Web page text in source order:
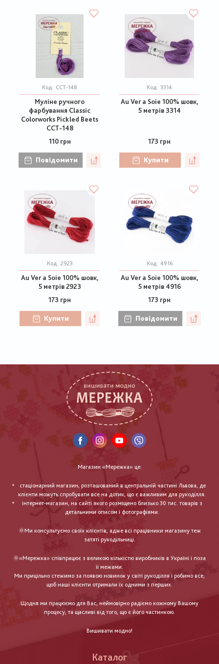
Код: CCT-148
Муліне ручного
фарбування Classic
Colorworks Pickled Beets
CCT-148
110 грн
Повідомити
Код: 3314
Au Ver a Soie 100% шовк,
5 метрів 3314
173 грн
Купити
Код: 2923
Au Ver a Soie 100% шовк,
5 метрів 2923
173 грн
Купити
Код: 4916
Au Ver a Soie 100% шовк,
5 метрів 4916
173 грн
Повідомити
Магазин «Мережка» це:
стаціонарний магазин, розташований в центральній частині Львова, де
клієнти можуть спробувати все на дотик, що є важливим для рукоділля.
інтернет-магазин, на сайті якого розміщено близько 30 тис. товарів з
детальними описом і фотографіями.
🌞Ми консультуємо своїх клієнтів, адже всі працівники магазину теж
затяті рукодільниці.
🌞«Мережка» співпрацює з великою кількістю виробників в Україні і поза
її межами.
Ми прицільно стежимо за появою новинок у світі рукоділля і робимо все,
щоб наші клієнти отримали їх одними з перших.
Щодня ми працюємо для Вас, неймовірно радіємо кожному Вашому
процесу, та щасливі від того, що є його частинкою.
Вишивати модно!
Каталог